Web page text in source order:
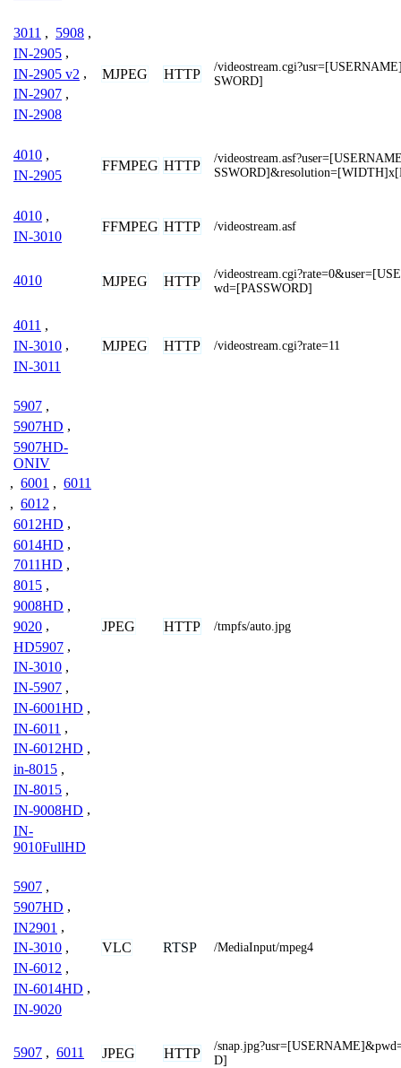
3011 , 5908 ,
IN-2905 ,
IN-2905 v2 ,
IN-2907 ,
IN-2908
MJPEG HTTP
/
SWORD]
4010 ,
IN-2905
FFMPEG HTTP
/
4010 ,
IN-3010
FFMPEG HTTP /videostream.asf
4010 MJPEG HTTP
/
wd=[PASSWORD]
4011 ,
IN-3010 ,
IN-3011
MJPEG HTTP /videostream.cgi?rate=11
5907 ,
5907HD ,
5907HD-
ONIV
, 6001 , 6011
, 6012 ,
6012HD ,
6014HD ,
7011HD ,
8015 ,
9008HD ,
9020 ,
HD5907 ,
IN-3010 ,
IN-5907 ,
IN-6001HD ,
IN-6011 ,
IN-6012HD ,
in-8015 ,
IN-8015 ,
IN-9008HD ,
IN-
9010FullHD
JPEG HTTP /tmpfs/auto.jpg
5907 ,
5907HD ,
IN2901 ,
IN-3010 ,
IN-6012 ,
IN-6014HD ,
IN-9020
VLC RTSP /MediaInput/mpeg4
5907 , 6011 JPEG HTTP
/
D]